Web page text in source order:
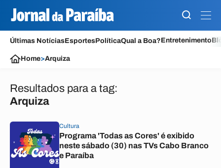
Últimas NotíciasEsportesPolíticaQual a Boa?Entretenimento
Home>Arquiza
Resultados para a tag:
Arquiza
Cultura
Programa 'Todas as Cores' é exibido
neste sábado (30) nas TVs Cabo Branco
e Paraíba